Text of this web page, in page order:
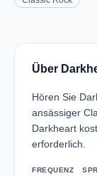
Über
Hören Sie
ansässiger
Darkheart
erforderlich.
FREQUENZ